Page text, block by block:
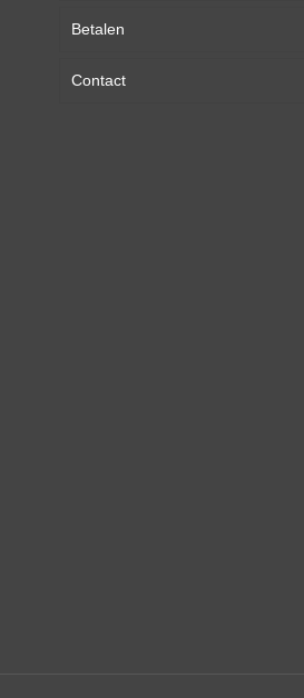
15,6 inch
17,3 inch
Betalen
Contact